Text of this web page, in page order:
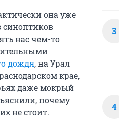
она уже
синоптиков
нас чем-то
дождя, на Урал
крае,
даже мокрый
почему
не стоит.
3
4